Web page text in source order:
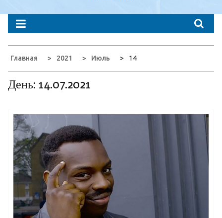
Главная 2021 Июль 14
День: 14.07.2021